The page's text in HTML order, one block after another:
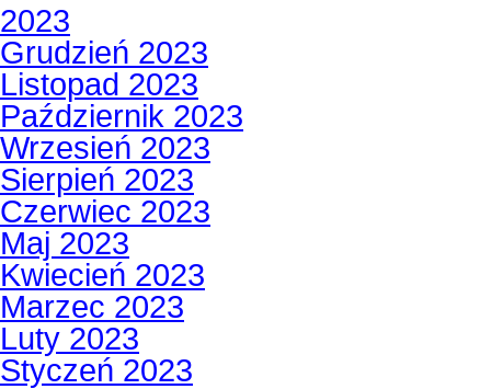
2023
Grudzień 2023
Listopad 2023
Październik 2023
Wrzesień 2023
Sierpień 2023
Czerwiec 2023
Maj 2023
Kwiecień 2023
Marzec 2023
Luty 2023
Styczeń 2023